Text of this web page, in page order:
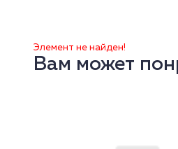
Элемент не найден!
Вам может